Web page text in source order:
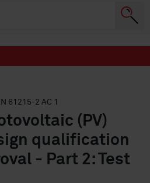
61215-2 AC 1
(PV)
qualification
- Part 2: Test